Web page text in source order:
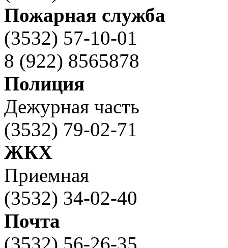
Пожарная служба
(3532) 57-10-01
8 (922) 8565878
Полиция
Дежурная часть
(3532) 79-02-71
ЖКХ
Приемная
(3532) 34-02-40
Почта